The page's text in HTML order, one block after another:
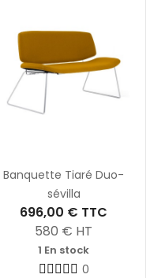
Banquette Tiaré Duo-
sévilla
696,00 € TTC
580 € HT
1 En stock
0